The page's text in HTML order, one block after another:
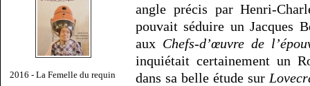
2016 - La Femelle du requin
angle précis par Henri-
pouvait séduire un Jacques
aux Chefs-d’œuvre de
inquiétait certainement un
dans sa belle étude sur